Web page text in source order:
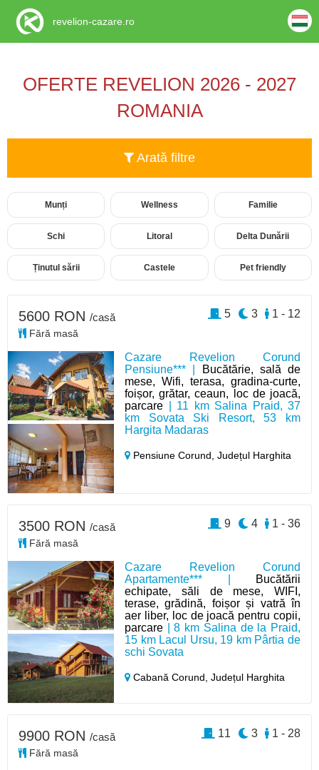
OFERTE REVELION 2026 - 2027
ROMANIA
Arată filtre
Munți Wellness Familie
Schi Litoral Delta Dunării
Ținutul sării Castele Pet friendly
Cazare Revelion Corund
Pensiune*** |
Bucătărie, sală de
mese, Wifi, terasa, gradina-curte,
foișor, grătar, ceaun, loc de joacă,
parcare | 11 km Salina Praid, 37
km Sovata Ski Resort, 53 km
Hargita Madaras
Pensiune Corund,Județul Harghita
5600 RON /casă
Fără masă
1 - 12
3
5
Cazare Revelion Corund
Apartamente*** |
Bucătării
echipate, săli de mese, WIFI,
terase, grădină, foișor și vatră în
aer liber, loc de joacă pentru copii,
parcare | 8 km Salina de la Praid,
15 km Lacul Ursu, 19 km Pârtia de
schi Sovata
Cabană Corund,Județul Harghita
3500 RON /casă
Fără masă
1 - 36
4
9
9900 RON /casă
Fără masă
1 - 28
3
11
revelion-cazare.ro